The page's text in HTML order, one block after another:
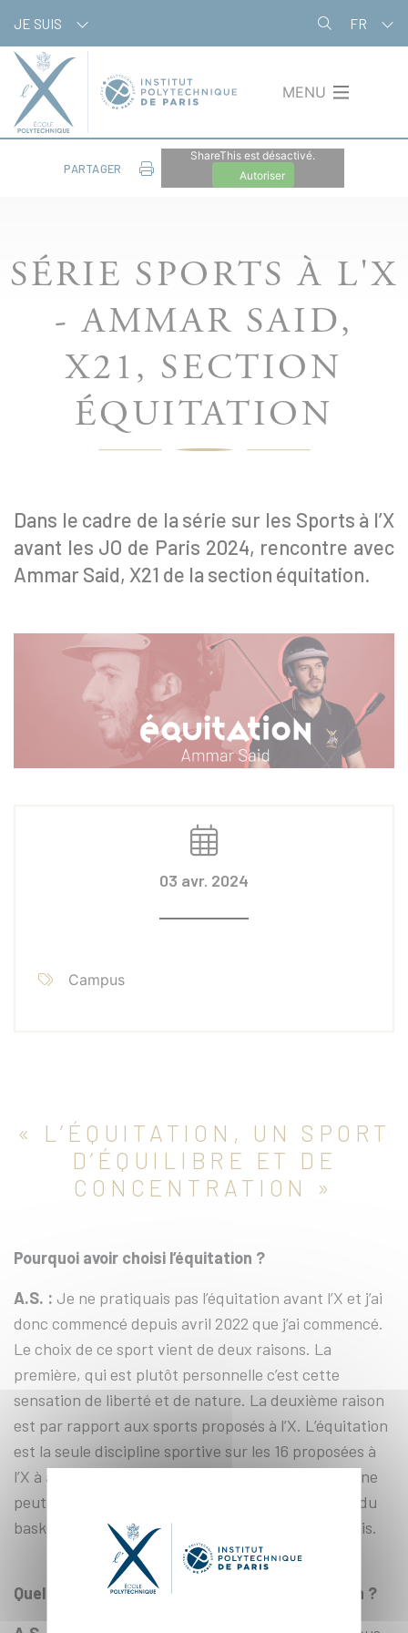
au
contenu
principal
JE SUIS FR
MENU
PARTAGER
ShareThis est désactivé.
Autoriser
SÉRIE SPORTS À L'X
- AMMAR SAID,
X21, SECTION
ÉQUITATION
Dans le cadre de la série sur les Sports à l’X
avant les JO de Paris 2024, rencontre avec
Ammar Said, X21 de la section équitation.
03 avr. 2024
Campus
« L’ÉQUITATION, UN SPORT
D’ÉQUILIBRE ET DE
CONCENTRATION »
Pourquoi avoir choisi l’équitation ?
A.S. : Je ne pratiquais pas l’équitation avant l’X et j’ai
donc commencé depuis avril 2022 que j’ai commencé.
Le choix de ce sport vient de deux raisons. La
première, qui est plutôt personnelle c’est cette
sensation de liberté et de nature. La deuxième raison
est par rapport aux sports proposés à l’X. L’équitation
est la seule discipline sportive sur les 16 proposées à
l’X à avoir un contact avec les animaux et que l’on ne
peut pas pratiquer seul. A l’inverse du football ou du
basket par exemple où l’on peut jouer avec ses amis.
Quel est l’apport du sport dans votre formation ?